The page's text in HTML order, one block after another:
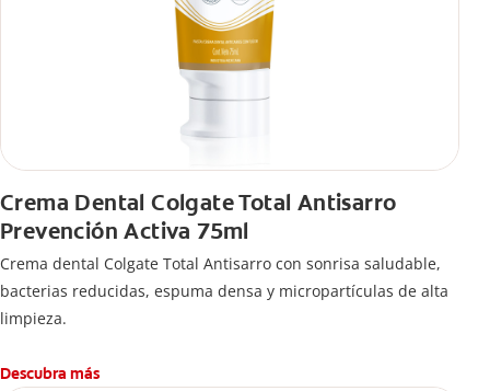
Crema Dental Colgate Total Antisarro
Prevención Activa 75ml
Crema dental Colgate Total Antisarro con sonrisa saludable,
bacterias reducidas, espuma densa y micropartículas de alta
limpieza.
Descubra más